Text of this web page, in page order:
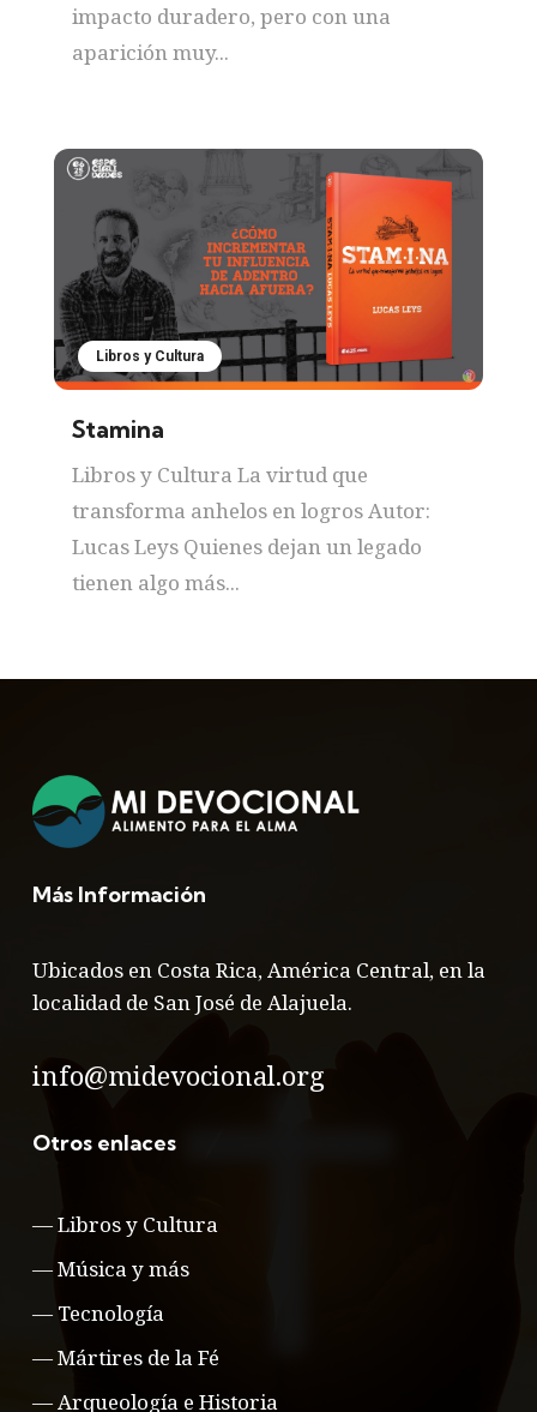
impacto duradero, pero con una
aparición muy...
Libros y Cultura
Stamina
Libros y Cultura La virtud que
transforma anhelos en logros Autor:
Lucas Leys Quienes dejan un legado
tienen algo más...
Más Información
Ubicados en Costa Rica, América Central, en la
localidad de San José de Alajuela.
info@midevocional.org
Otros enlaces
—Libros y Cultura
—Música y más
— Tecnología
—Mártires de la Fé
— Arqueología e Historia